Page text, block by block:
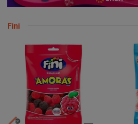
Fini